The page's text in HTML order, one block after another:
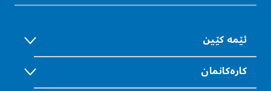
ئێمە كێین
كارەكانمان